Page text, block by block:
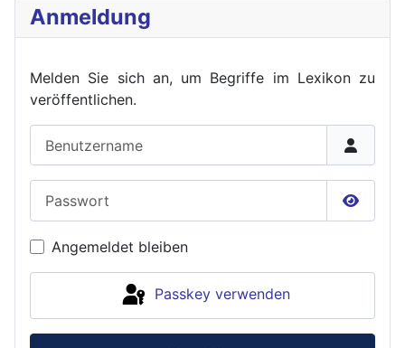
Anmeldung
Melden Sie sich an, um Begriffe im Lexikon zu
veröffentlichen.
Angemeldet bleiben
Passkey verwenden